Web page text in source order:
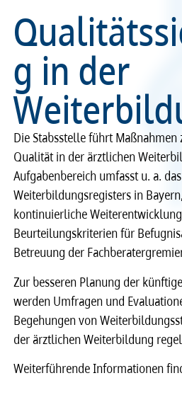
Recht
Service & Kontakt
meineBLÄK
Recht
Service & Kontakt
meineBLÄK
g in der
Die Stabsstelle führt Maßnahmen
Qualität in der ärztlichen
Aufgabenbereich umfasst u. a.
Weiterbildungsregisters in
kontinuierliche
Beurteilungskriterien für
Betreuung der
Zur besseren Planung der
werden Umfragen und
Begehungen von
der ärztlichen Weiterbildung
Weiterführende Informationen